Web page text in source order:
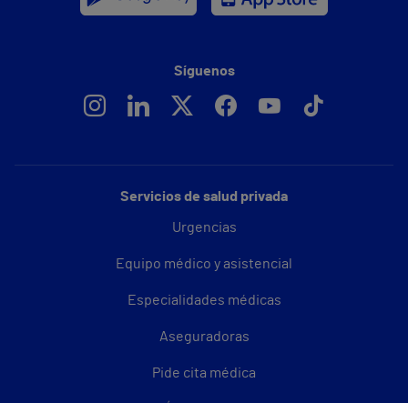
Servicios de salud privada
Urgencias
Equipo médico y asistencial
Especialidades médicas
Aseguradoras
Pide cita médica
Síguenos